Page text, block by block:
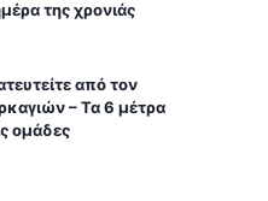
της χρονιάς
από τον
– Τα 6 μέτρα
ομάδες